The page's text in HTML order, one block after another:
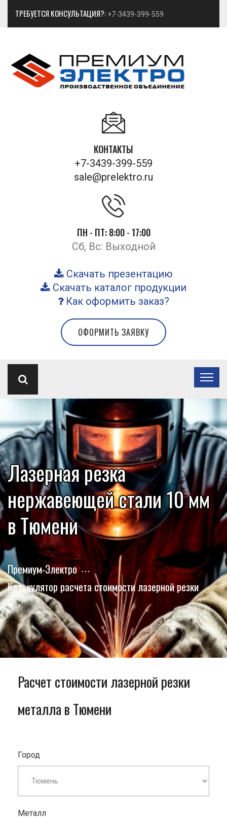
ТРЕБУЕТСЯ КОНСУЛЬТАЦИЯ?: +7-3439-399-559
КОНТАКТЫ
+7-3439-399-559
sale@prelektro.ru
ПН - ПТ: 8:00 - 17:00
Сб, Вс: Выходной
Скачать презентацию
Скачать каталог продукции
Как оформить заказ?
ОФОРМИТЬ ЗАЯВКУ
Лазерная резка
нержавеющей стали 10 мм
в Тюмени
Премиум-Электро
Калькулятор расчета стоимости лазерной резки
Расчет стоимости лазерной резки
металла в Тюмени
Город
Металл